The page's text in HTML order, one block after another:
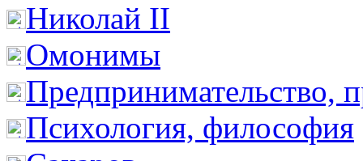
Николай II
Омонимы
Предпринимательство,
Психология, философия